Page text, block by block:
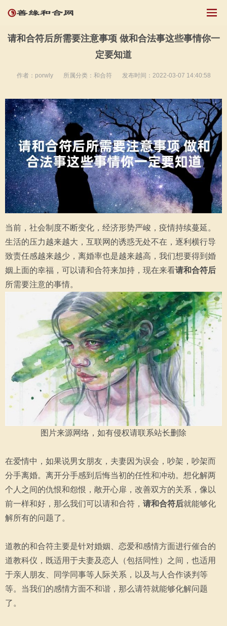
请和合符后所需要注意事项 做和合法事这些事情你一
定要知道
作者：porwly 所属分类： 和合符 发布时间：2022-03-07 14:40:58
当前，社会制度不断变化，经济形势严峻，疫情持续蔓延。
生活的压力越来越大，互联网的诱惑无处不在，逐利横行导
致责任感越来越少，离婚率也是越来越高，我们想要得到婚
姻上面的幸福，可以请和合符来加持，现在来看请和合符后
所需要注意的事情。
图片来源网络，如有侵权请联系站长删除
在爱情中，如果说男女朋友，夫妻因为误会，吵架，吵架而
分手离婚。离开分手感到后悔当初的任性和冲动。想化解两
个人之间的仇恨和怨恨，敞开心扉，改善双方的关系，像以
前一样和好，那么我们可以请和合符， 请和合符后就能够化
解所有的问题了。
道教的和合符主要是针对婚姻、恋爱和感情方面进行催合的
道教科仪，既适用于夫妻及恋人（包括同性）之间，也适用
于亲人朋友、同学同事等人际关系，以及与人合作谈判等
等。当我们的感情方面不和谐，那么请符就能够化解问题
了。